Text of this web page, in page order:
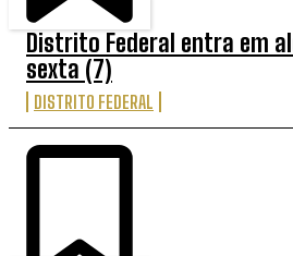
Distrito Federal entra em
sexta (7)
DISTRITO FEDERAL